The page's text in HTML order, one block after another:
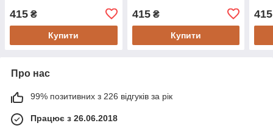
415 ₴
Купити
415₴
Купити
415
Про нас
99% позитивних з 226 відгуків за рік
Працює з 26.06.2018